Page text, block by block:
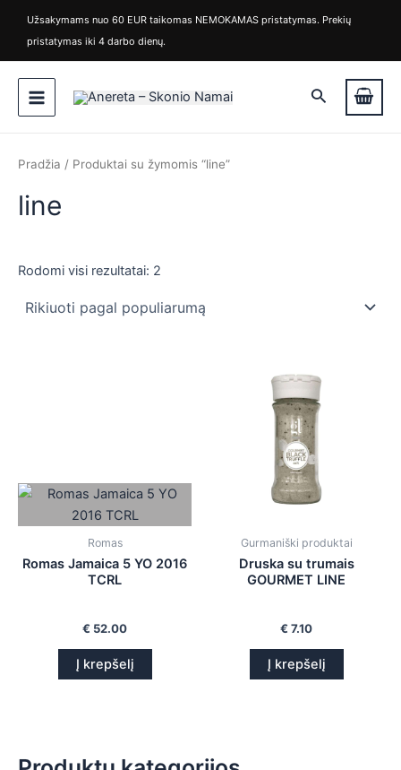
turinio
Užsakymams nuo 60 EUR taikomas NEMOKAMAS pristatymas. Prekių
pristatymas iki 4 darbo dienų.
Main
Menu
Paieška
k
a
n
s
k
i
Pradžia / Produktai su žymomis “line”
line
Rodomi visi rezultatai: 2
pagal
Romas
Romas Jamaica 5 YO 2016
TCRL
€ 52.00
Į krepšelį
Gurmaniški produktai
Druska su trumais
GOURMET LINE
€ 7.10
Į krepšelį